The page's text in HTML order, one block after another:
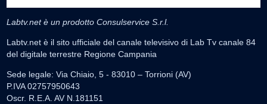
Labtv.net è un prodotto Consulservice S.r.l.
Labtv.net è il sito ufficiale del canale televisivo di Lab Tv canale 84
del digitale terrestre Regione Campania
Sede legale: Via Chiaio, 5 - 83010 – Torrioni (AV)
P.IVA 02757950643
Oscr. R.E.A. AV N.181151